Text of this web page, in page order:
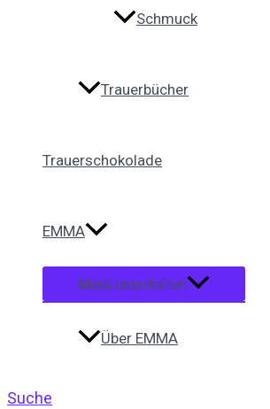
Schmuck
Trauerbücher
Trauerschokolade
EMMA
Menü umschalten
Über EMMA
Suche